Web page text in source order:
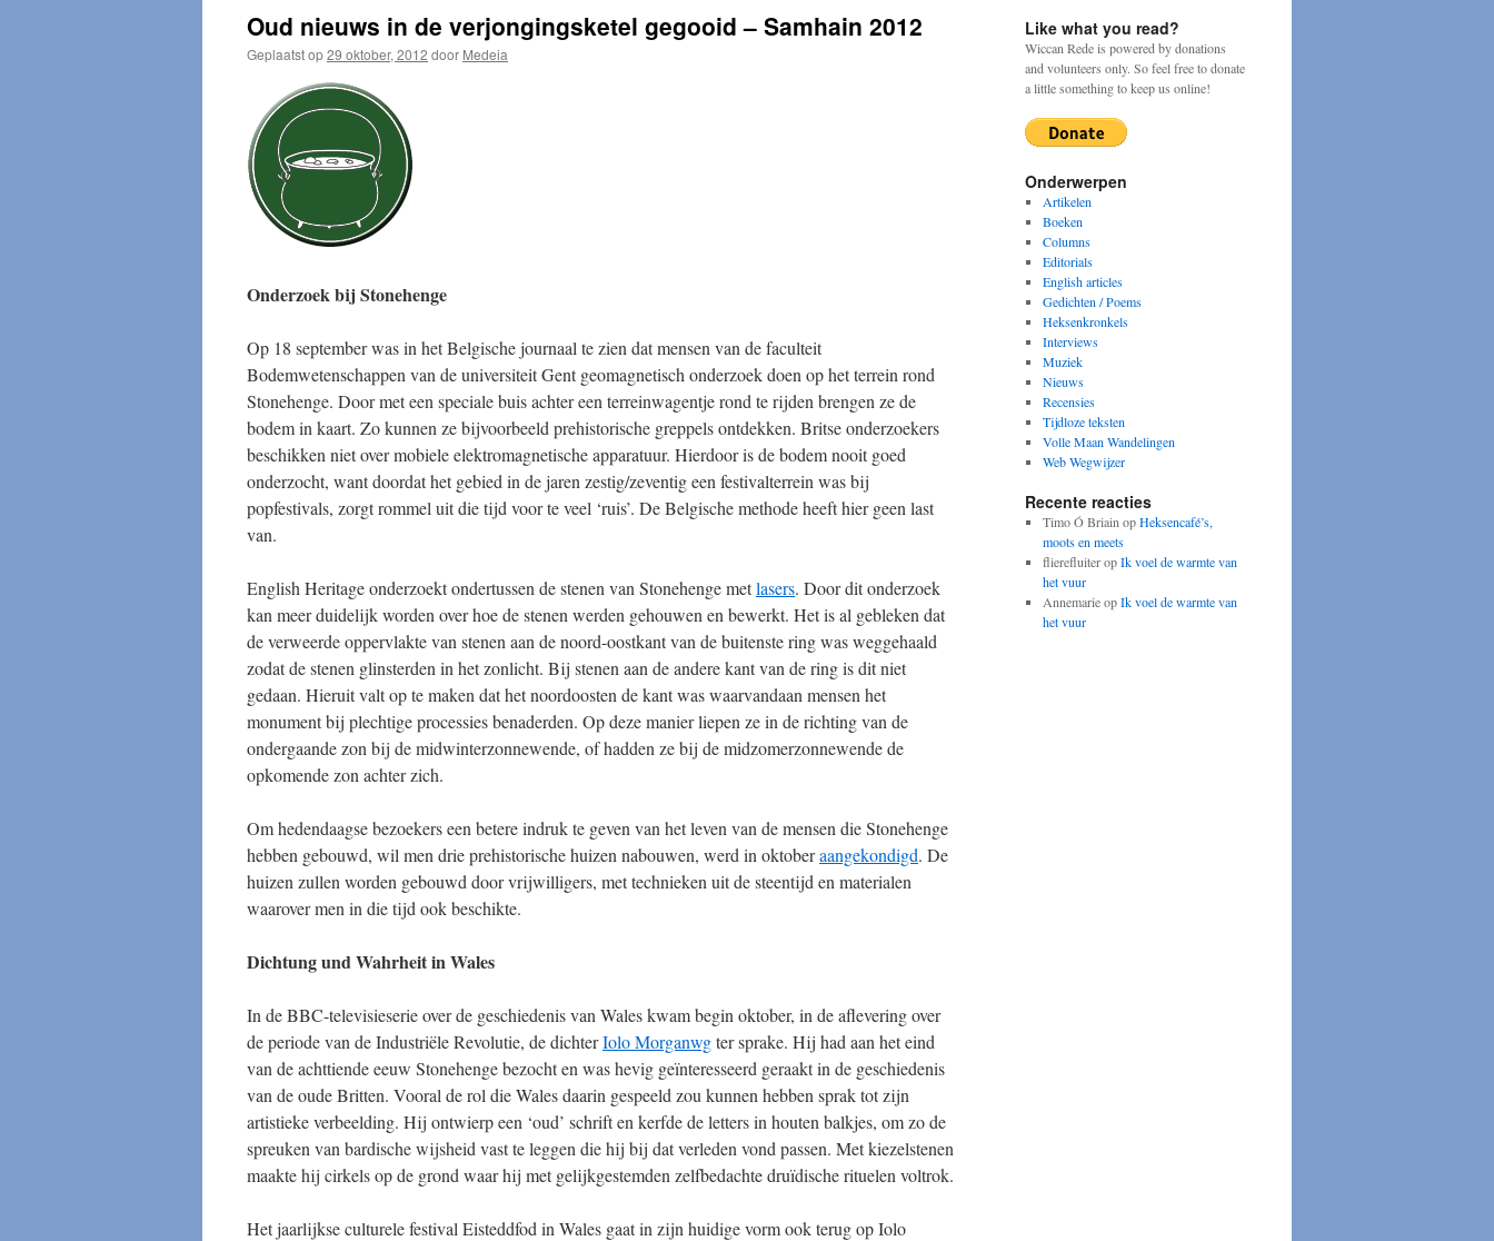
Oud nieuws in de verjongingsketel gegooid – Samhain 2012
Geplaatst op29 oktober, 2012 door Medeia
Onderzoek bij Stonehenge
Op 18 september was in het Belgische journaal te zien dat mensen van de faculteit
Bodemwetenschappen van de universiteit Gent geomagnetisch onderzoek doen op het terrein rond
Stonehenge. Door met een speciale buis achter een terreinwagentje rond te rijden brengen ze de
bodem in kaart. Zo kunnen ze bijvoorbeeld prehistorische greppels ontdekken. Britse onderzoekers
beschikken niet over mobiele elektromagnetische apparatuur. Hierdoor is de bodem nooit goed
onderzocht, want doordat het gebied in de jaren zestig/zeventig een festivalterrein was bij
popfestivals, zorgt rommel uit die tijd voor te veel ‘ruis’. De Belgische methode heeft hier geen last
van.
English Heritage onderzoekt ondertussen de stenen van Stonehenge metlasers. Door dit onderzoek
kan meer duidelijk worden over hoe de stenen werden gehouwen en bewerkt. Het is al gebleken dat
de verweerde oppervlakte van stenen aan de noord-oostkant van de buitenste ring was weggehaald
zodat de stenen glinsterden in het zonlicht. Bij stenen aan de andere kant van de ring is dit niet
gedaan. Hieruit valt op te maken dat het noordoosten de kant was waarvandaan mensen het
monument bij plechtige processies benaderden. Op deze manier liepen ze in de richting van de
ondergaande zon bij de midwinterzonnewende, of hadden ze bij de midzomerzonnewende de
opkomende zon achter zich.
Om hedendaagse bezoekers een betere indruk te geven van het leven van de mensen die Stonehenge
hebben gebouwd, wil men drie prehistorische huizen nabouwen, werd in oktoberaangekondigd. De
huizen zullen worden gebouwd door vrijwilligers, met technieken uit de steentijd en materialen
waarover men in die tijd ook beschikte.
Dichtung und Wahrheit in Wales
In de BBC-televisieserie over de geschiedenis van Wales kwam begin oktober, in de aflevering over
de periode van de Industriële Revolutie, de dichterIolo Morganwgter sprake. Hij had aan het eind
van de achttiende eeuw Stonehenge bezocht en was hevig geïnteresseerd geraakt in de geschiedenis
van de oude Britten. Vooral de rol die Wales daarin gespeeld zou kunnen hebben sprak tot zijn
artistieke verbeelding. Hij ontwierp een ‘oud’ schrift en kerfde de letters in houten balkjes, om zo de
spreuken van bardische wijsheid vast te leggen die hij bij dat verleden vond passen. Met kiezelstenen
maakte hij cirkels op de grond waar hij met gelijkgestemden zelfbedachte druïdische rituelen voltrok.
Het jaarlijkse culturele festival Eisteddfod in Wales gaat in zijn huidige vorm ook terug op Iolo
Like what you read?
Wiccan Rede is powered by donations
and volunteers only. So feel free to donate
a little something to keep us online!
Onderwerpen
Artikelen
Boeken
Columns
Editorials
English articles
Gedichten / Poems
Heksenkronkels
Interviews
Muziek
Nieuws
Recensies
Tijdloze teksten
Volle Maan Wandelingen
Web Wegwijzer
Recente reacties
Timo Ó Briain opHeksencafé’s,
moots en meets
flierefluiteropIk voel de warmte van
het vuur
AnnemarieopIk voel de warmte van
het vuur